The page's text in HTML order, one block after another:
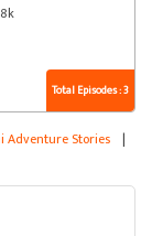
Total Episodes : 3
Adventure Stories |